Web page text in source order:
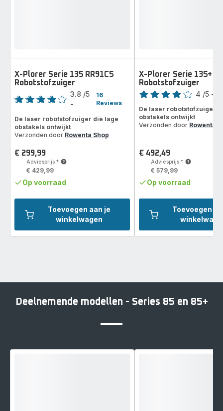
Toevoegen aan je
winkelwagen
X-Plorer Serie 135 RR91C5
Robotstofzuiger
Score
3.8 /5
-
16
Reviews
De laser robotstofzuiger die lage
obstakels ontwijkt
Verzonden door Rowenta Shop
Prijs
€ 299,99
Adviesprijs*
€ 429,99
Op voorraad
Toevoegen
X-Plorer Serie 135+
Robotstofzuiger
Score
met
vier
4 /5 -
De laser robotstofzuiger
obstakels ontwijkt
Verzonden door Rowenta
Prijs
€ 492,49
Adviesprijs*
€ 579,99
Op voorraad
Deelnemende modellen - Series 85 en 85+